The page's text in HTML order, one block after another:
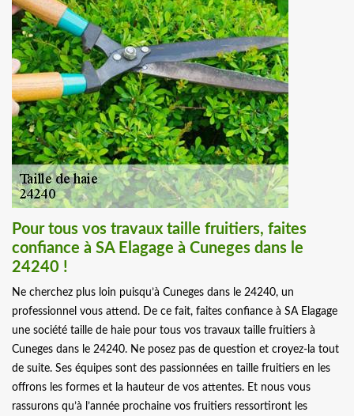
Pour tous vos travaux taille fruitiers, faites
confiance à SA Elagage à Cuneges dans le
24240 !
Ne cherchez plus loin puisqu’à Cuneges dans le 24240, un
professionnel vous attend. De ce fait, faites confiance à SA Elagage
une société taille de haie pour tous vos travaux taille fruitiers à
Cuneges dans le 24240. Ne posez pas de question et croyez-la tout
de suite. Ses équipes sont des passionnées en taille fruitiers en les
offrons les formes et la hauteur de vos attentes. Et nous vous
rassurons qu’à l’année prochaine vos fruitiers ressortiront les